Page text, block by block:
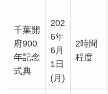
千葉開
府900
年記念
式典
202
6年
6月
1日
(月)
2時間
程度